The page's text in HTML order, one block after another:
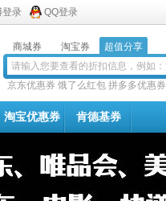
登录 QQ登录
商城券 淘宝券 超值分享
京东优惠券 饿了么红包 拼多多优惠券
淘宝优惠券 肯德基券